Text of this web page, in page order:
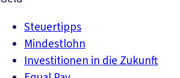
Steuertipps
Mindestlohn
Investitionen in die Zukunft